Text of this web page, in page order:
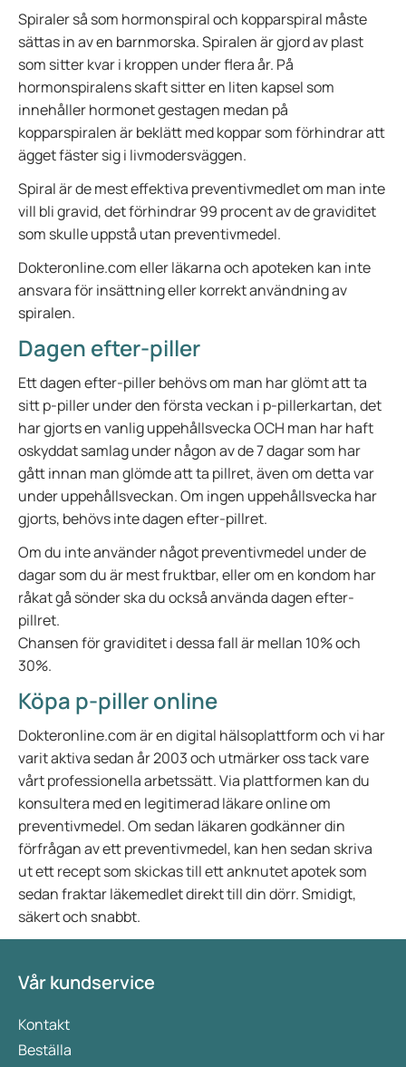
Spiraler så som hormonspiral och kopparspiral måste
sättas in av en barnmorska. Spiralen är gjord av plast
som sitter kvar i kroppen under flera år. På
hormonspiralens skaft sitter en liten kapsel som
innehåller hormonet gestagen medan på
kopparspiralen är beklätt med koppar som förhindrar att
ägget fäster sig i livmodersväggen.
Spiral är de mest effektiva preventivmedlet om man inte
vill bli gravid, det förhindrar 99 procent av de graviditet
som skulle uppstå utan preventivmedel.
Dokteronline.com eller läkarna och apoteken kan inte
ansvara för insättning eller korrekt användning av
spiralen.
Dagen efter-piller
Ett dagen efter-piller behövs om man har glömt att ta
sitt p-piller under den första veckan i p-pillerkartan, det
har gjorts en vanlig uppehållsvecka OCH man har haft
oskyddat samlag under någon av de 7 dagar som har
gått innan man glömde att ta pillret, även om detta var
under uppehållsveckan. Om ingen uppehållsvecka har
gjorts, behövs inte dagen efter-pillret.
Om du inte använder något preventivmedel under de
dagar som du är mest fruktbar, eller om en kondom har
råkat gå sönder ska du också använda dagen efter-
pillret.
Chansen för graviditet i dessa fall är mellan 10% och
30%.
Köpa p-piller online
Dokteronline.com är en digital hälsoplattform och vi har
varit aktiva sedan år 2003 och utmärker oss tack vare
vårt professionella arbetssätt. Via plattformen kan du
konsultera med en legitimerad läkare online om
preventivmedel. Om sedan läkaren godkänner din
förfrågan av ett preventivmedel, kan hen sedan skriva
ut ett recept som skickas till ett anknutet apotek som
sedan fraktar läkemedlet direkt till din dörr. Smidigt,
säkert och snabbt.
Vår kundservice
Kontakt
Beställa